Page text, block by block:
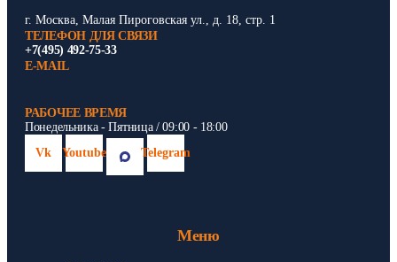
г. Москва, Малая Пироговская ул., д. 18, стр. 1
ТЕЛЕФОН ДЛЯ СВЯЗИ
+7(495) 492-75-33
E-MAIL
РАБОЧЕЕ ВРЕМЯ
Понедельника - Пятница / 09:00 - 18:00
Vk
Youtube Telegram
Меню